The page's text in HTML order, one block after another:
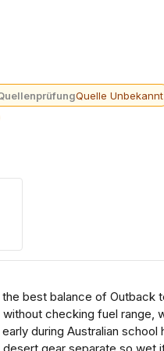
Quelle Unbekannt
best balance of Outback
checking fuel range,
during Australian school